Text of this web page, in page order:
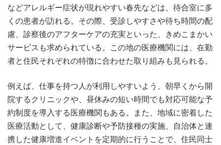
などアレルギー症状が現れやすい春先などは、待合室に多
くの患者が訪れる。その際、受診しやすさや待ち時間の配
慮、診察後のアフターケアの充実といった、きめこまかい
サービスも求められている。この地の医療機関には、在勤
者と住民それぞれの特徴に合わせた取り組みも見られる。
例えば、仕事を持つ人が利用しやすいよう、朝早くから開
院するクリニックや、昼休みの短い時間でも対応可能な予
約制度を導入する医療機関もある。また、地域に密着した
医療活動として、健康診断や予防接種の実施、自治体と連
携した健康増進イベントを定期的に行うことで、住民同士